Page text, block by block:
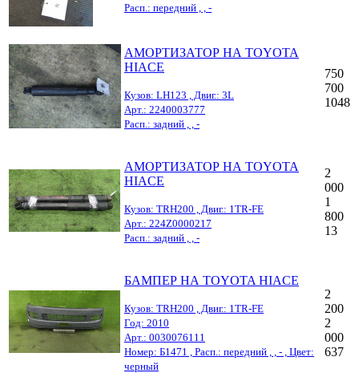
Расп.: передний , , -
АМОРТИЗАТОР НА TOYOTA
HIACE
Кузов: LH123 , Двиг.: 3L
Арт.: 2240003777
Расп.: задний , , -
750
700
1048
АМОРТИЗАТОР НА TOYOTA
HIACE
Кузов: TRH200 , Двиг.: 1TR-FE
Арт.: 224Z0000217
Расп.: задний , , -
2
000
1
800
13
БАМПЕР НА TOYOTA HIACE
Кузов: TRH200 , Двиг.: 1TR-FE
Год: 2010
Арт.: 0030076111
Номер: Б1471 , Расп.: передний , , - , Цвет:
черный
2
200
2
000
637